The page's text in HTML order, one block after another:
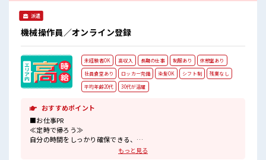
派遣
機械操作員／オンライン登録
未経験者OK 高収入 長期の仕事 制服あり
休憩室あり
社員食堂あり
ロッカー完備 染髪OK シフト制
残業なし
平均年齢20代
30代が活躍
おすすめポイント
■お仕事PR
≪定時で帰ろう≫
自分の時間をしっかり確保できる、
もっと見る